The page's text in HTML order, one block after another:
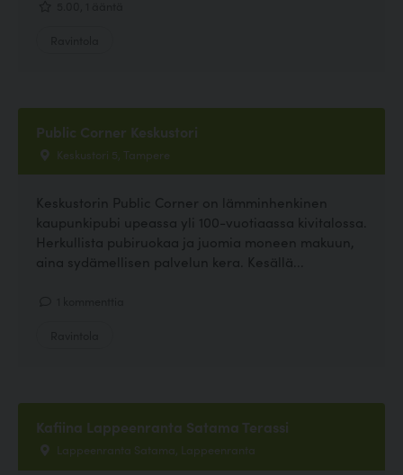
Public Corner Keskustori
Keskustori 5, Tampere
Keskustorin Public Corner on lämminhenkinen
kaupunkipubi upeassa yli 100-vuotiaassa kivitalossa.
Herkullista pubiruokaa ja juomia moneen makuun,
aina sydämellisen palvelun kera. Kesällä...
Kafiina Lappeenranta Satama Terassi
Lappeenranta Satama, Lappeenranta